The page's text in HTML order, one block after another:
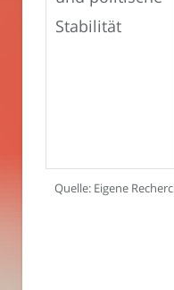
Stabilität
Quelle: Eigene